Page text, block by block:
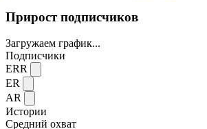
Прирост подписчиков
Загружаем график...
Подписчики
ERR
ER
AR
Истории
Средний охват